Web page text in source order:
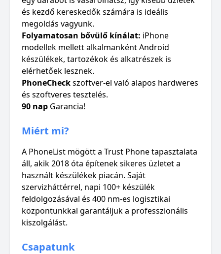
és kezdő kereskedők számára is ideális
megoldás vagyunk.
Folyamatosan bővülő kínálat: iPhone
modellek mellett alkalmanként Android
készülékek, tartozékok és alkatrészek is
elérhetőek lesznek.
PhoneCheckszoftver-el való alapos hardweres
és szoftveres tesztelés.
90 nap Garancia!
Miért mi?
A PhoneList mögött a Trust Phone tapasztalata
áll, akik 2018 óta építenek sikeres üzletet a
használt készülékek piacán. Saját
szervizháttérrel, napi 100+ készülék
feldolgozásával és 400 nm-es logisztikai
központunkkal garantáljuk a professzionális
kiszolgálást.
Csapatunk